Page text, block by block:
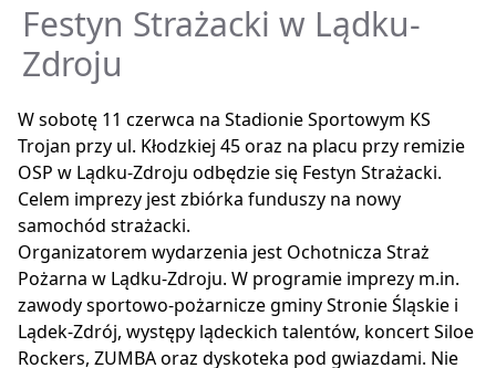
Festyn Strażacki w Lądku-
Zdroju
W sobotę 11 czerwca na Stadionie Sportowym KS
Trojan przy ul. Kłodzkiej 45 oraz na placu przy remizie
OSP w Lądku-Zdroju odbędzie się Festyn Strażacki.
Celem imprezy jest zbiórka funduszy na nowy
samochód strażacki.
Organizatorem wydarzenia jest Ochotnicza Straż
Pożarna w Lądku-Zdroju. W programie imprezy m.in.
zawody sportowo-pożarnicze gminy Stronie Śląskie i
Lądek-Zdrój, występy lądeckich talentów, koncert Siloe
Rockers, ZUMBA oraz dyskoteka pod gwiazdami. Nie